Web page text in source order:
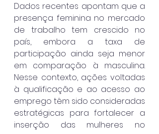
Dados recentes apontam que a
presença feminina no mercado
de trabalho tem crescido no
país, embora a taxa de
participação ainda seja menor
em comparação à masculina.
Nesse contexto, ações voltadas
à qualificação e ao acesso ao
emprego têm sido consideradas
estratégicas para fortalecer a
inserção das mulheres no